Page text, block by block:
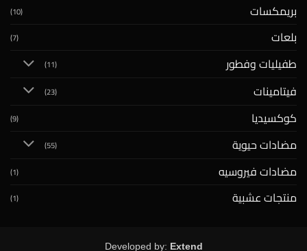
بريمكسات (10)
بلعات (7)
طفيليات وفطور (11)
فيتامينات (23)
كوكسيديا (9)
مضادات حيوية (55)
مضادات فيروسيه (1)
منتجات عشبية (1)
Developed by: Extend